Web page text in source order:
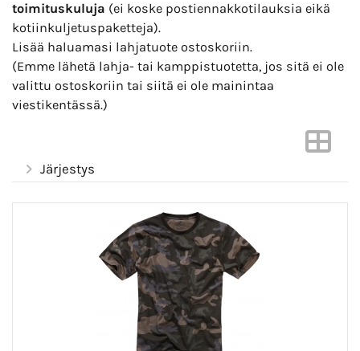
toimituskuluja (ei koske postiennakkotilauksia eikä
kotiinkuljetuspaketteja).
Lisää haluamasi lahjatuote ostoskoriin.
(Emme lähetä lahja- tai kamppistuotetta, jos sitä ei ole
valittu ostoskoriin tai siitä ei ole mainintaa
viestikentässä.)
Järjestys